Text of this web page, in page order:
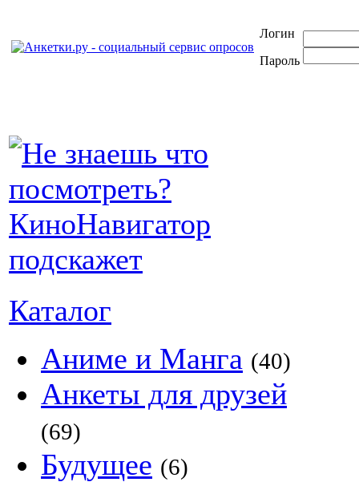
Логин
Пароль
Каталог
Аниме и Манга (40)
Анкеты для друзей
(69)
Будущее (6)